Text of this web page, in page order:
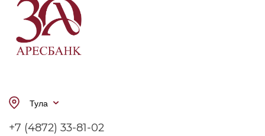
Тула
+7 (4872) 33-81-02